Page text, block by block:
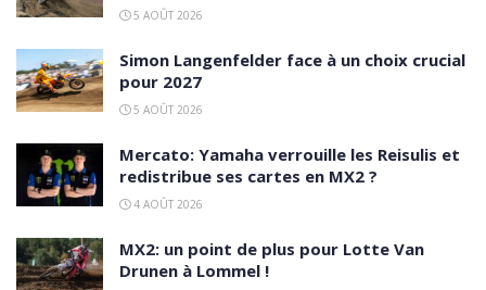
5 AOÛT 2026
Simon Langenfelder face à un choix crucial
pour 2027
5 AOÛT 2026
Mercato: Yamaha verrouille les Reisulis et
redistribue ses cartes en MX2 ?
4 AOÛT 2026
MX2: un point de plus pour Lotte Van
Drunen à Lommel !